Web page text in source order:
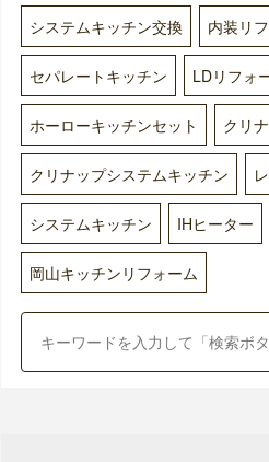
システムキッチン交換 内装リ
セパレートキッチン LDリフォ
ホーローキッチンセット クリ
クリナップシステムキッチン
システムキッチン IHヒーター
岡山キッチンリフォーム